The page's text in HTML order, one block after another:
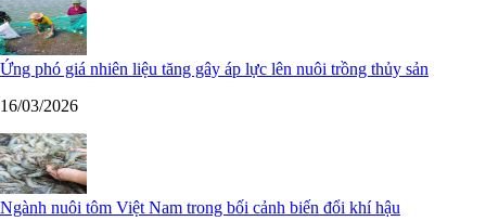
Ứng phó giá nhiên liệu tăng gây áp lực lên nuôi trồng thủy sản
16/03/2026
Ngành nuôi tôm Việt Nam trong bối cảnh biến đổi khí hậu